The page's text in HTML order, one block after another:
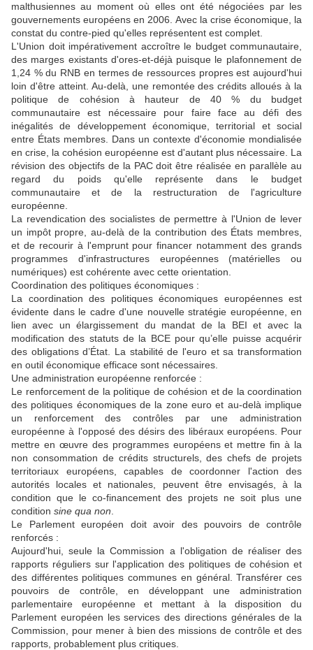
malthusiennes au moment où elles ont été négociées par les
gouvernements européens en 2006. Avec la crise économique, la
constat du contre-pied qu'elles représentent est complet.
L'Union doit impérativement accroître le budget communautaire,
des marges existants d'ores-et-déjà puisque le plafonnement de
1,24 % du RNB en termes de ressources propres est aujourd'hui
loin d'être atteint. Au-delà, une remontée des crédits alloués à la
politique de cohésion à hauteur de 40 % du budget
communautaire est nécessaire pour faire face au défi des
inégalités de développement économique, territorial et social
entre États membres. Dans un contexte d'économie mondialisée
en crise, la cohésion européenne est d'autant plus nécessaire. La
révision des objectifs de la PAC doit être réalisée en parallèle au
regard du poids qu'elle représente dans le budget
communautaire et de la restructuration de l'agriculture
européenne.
La revendication des socialistes de permettre à l'Union de lever
un impôt propre, au-delà de la contribution des États membres,
et de recourir à l'emprunt pour financer notamment des grands
programmes d'infrastructures européennes (matérielles ou
numériques) est cohérente avec cette orientation.
Coordination des politiques économiques :
La coordination des politiques économiques européennes est
évidente dans le cadre d'une nouvelle stratégie européenne, en
lien avec un élargissement du mandat de la BEI et avec la
modification des statuts de la BCE pour qu’elle puisse acquérir
des obligations d’État. La stabilité de l'euro et sa transformation
en outil économique efficace sont nécessaires.
Une administration européenne renforcée :
Le renforcement de la politique de cohésion et de la coordination
des politiques économiques de la zone euro et au-delà implique
un renforcement des contrôles par une administration
européenne à l'opposé des désirs des libéraux européens. Pour
mettre en œuvre des programmes européens et mettre fin à la
non consommation de crédits structurels, des chefs de projets
territoriaux européens, capables de coordonner l'action des
autorités locales et nationales, peuvent être envisagés, à la
condition que le co-financement des projets ne soit plus une
condition sine qua non.
Le Parlement européen doit avoir des pouvoirs de contrôle
renforcés :
Aujourd'hui, seule la Commission a l'obligation de réaliser des
rapports réguliers sur l'application des politiques de cohésion et
des différentes politiques communes en général. Transférer ces
pouvoirs de contrôle, en développant une administration
parlementaire européenne et mettant à la disposition du
Parlement européen les services des directions générales de la
Commission, pour mener à bien des missions de contrôle et des
rapports, probablement plus critiques.